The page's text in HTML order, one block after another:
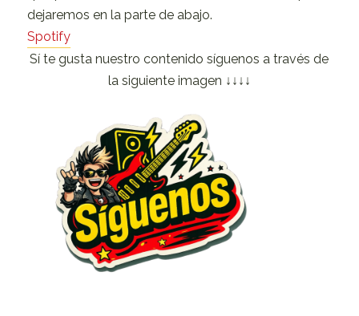
dejaremos en la parte de abajo.
Spotify
Sí te gusta nuestro contenido síguenos a través de
la siguiente imagen ↓↓↓↓